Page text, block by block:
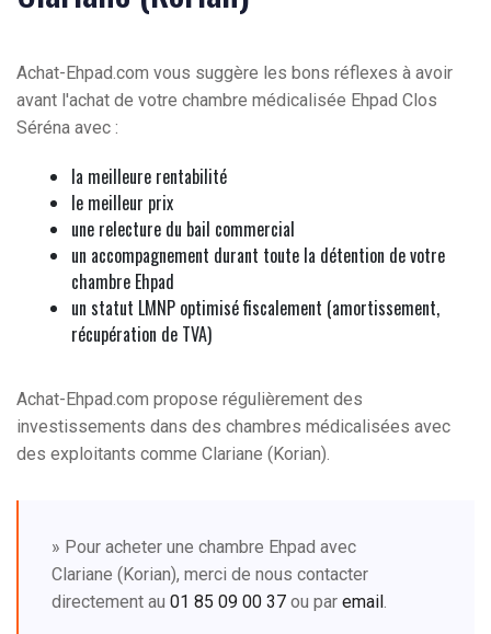
Achat-Ehpad.com vous suggère les bons réflexes à avoir
avant l'achat de votre chambre médicalisée Ehpad Clos
Séréna avec :
la meilleure rentabilité
le meilleur prix
une relecture du bail commercial
un accompagnement durant toute la détention de votre
chambre Ehpad
un statut LMNP optimisé fiscalement (amortissement,
récupération de TVA)
Achat-Ehpad.com propose régulièrement des
investissements dans des chambres médicalisées avec
des exploitants comme Clariane (Korian).
» Pour acheter une chambre Ehpad avec
Clariane (Korian), merci de nous contacter
directement au 01 85 09 00 37 ou par email.